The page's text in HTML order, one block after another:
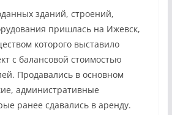
зданий, строений,
пришлась на Ижевск,
которого выставило
с балансовой стоимостью
Продавались в основном
административные
ранее сдавались в аренду.